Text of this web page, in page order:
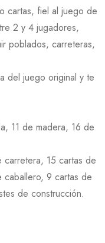
cartas, fiel al juego de
2 y 4 jugadores,
poblados, carreteras,
del juego original y te
11 de madera, 16 de
15 cartas de
9 cartas de
de construcción.